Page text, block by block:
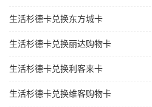
生活杉德卡兑换东方城卡
生活杉德卡兑换丽达购物卡
生活杉德卡兑换利客来卡
生活杉德卡兑换维客购物卡